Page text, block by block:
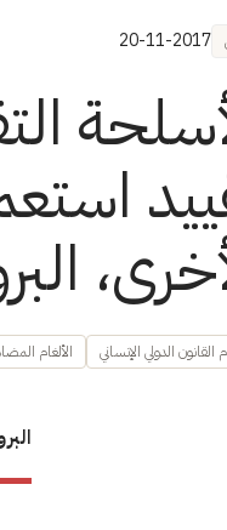
20-11-2017
القانون الدولي الإنساني الألغام